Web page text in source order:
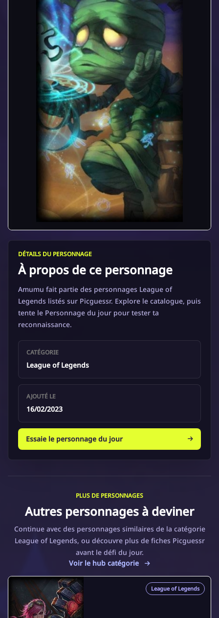
DÉTAILS DU PERSONNAGE
À propos de ce personnage
Amumu fait partie des personnages League of
Legends listés sur Picguessr. Explore le catalogue, puis
tente le Personnage du jour pour tester ta
reconnaissance.
CATÉGORIE
League of Legends
AJOUTÉ LE
16/02/2023
Essaie le personnage du jour
PLUS DE PERSONNAGES
Autres personnages à deviner
Continue avec des personnages similaires de la catégorie
League of Legends, ou découvre plus de fiches Picguessr
avant le défi du jour.
Voir le hub catégorie
League of Legends